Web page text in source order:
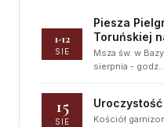
1-12
SIE
Piesza
Toruńskiej
Msza św. w
sierpnia - godz…
15
SIE Kościół